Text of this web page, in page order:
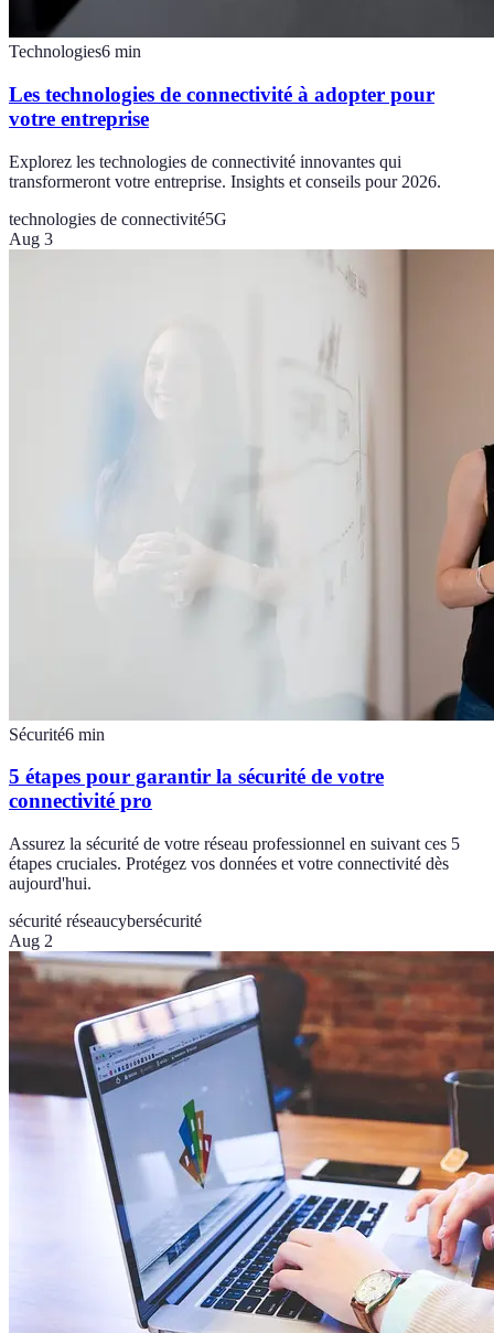
Technologies6 min
Les technologies de connectivité à adopter pour
votre entreprise
Explorez les technologies de connectivité innovantes qui
transformeront votre entreprise. Insights et conseils pour 2026.
technologies de connectivité5G
Aug 3
Sécurité6 min
5 étapes pour garantir la sécurité de votre
connectivité pro
Assurez la sécurité de votre réseau professionnel en suivant ces 5
étapes cruciales. Protégez vos données et votre connectivité dès
aujourd'hui.
sécurité réseaucybersécurité
Aug 2